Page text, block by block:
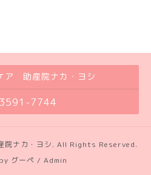
ア 助産院ナカ・ヨシ
7744
ナカ・ヨシ. All Rights Reserved.
グーペ / Admin